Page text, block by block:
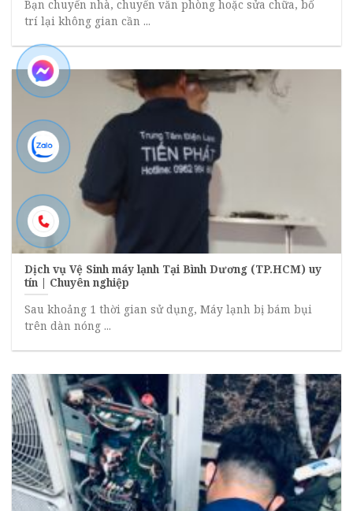
Bạn chuyển nhà, chuyển văn phòng hoặc sửa chữa, bố
trí lại không gian cần ...
Dịch vụ Vệ Sinh máy lạnh Tại Bình Dương (TP.HCM) uy
tín | Chuyên nghiệp
Sau khoảng 1 thời gian sử dụng, Máy lạnh bị bám bụi
trên dàn nóng ...